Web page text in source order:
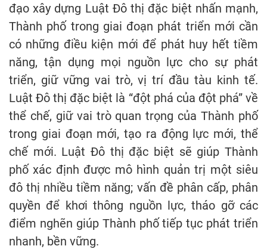
đạo xây dựng Luật Đô thị đặc biệt nhấn mạnh,
Thành phố trong giai đoạn phát triển mới cần
có những điều kiện mới để phát huy hết tiềm
năng, tận dụng mọi nguồn lực cho sự phát
triển, giữ vững vai trò, vị trí đầu tàu kinh tế.
Luật Đô thị đặc biệt là “đột phá của đột phá” về
thể chế, giữ vai trò quan trọng của Thành phố
trong giai đoạn mới, tạo ra động lực mới, thể
chế mới. Luật Đô thị đặc biệt sẽ giúp Thành
phố xác định được mô hình quản trị một siêu
đô thị nhiều tiềm năng; vấn đề phân cấp, phân
quyền để khơi thông nguồn lực, tháo gỡ các
điểm nghẽn giúp Thành phố tiếp tục phát triển
nhanh, bền vững.